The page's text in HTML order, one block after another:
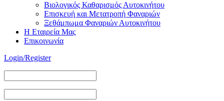
Βιολογικός Καθαρισμός Αυτοκινήτου
Επισκευή και Μετατροπή Φαναριών
Ξεθάμπωμα Φαναριών Αυτοκινήτου
Η Εταιρεία Μας
Επικοινωνία
Login/Register